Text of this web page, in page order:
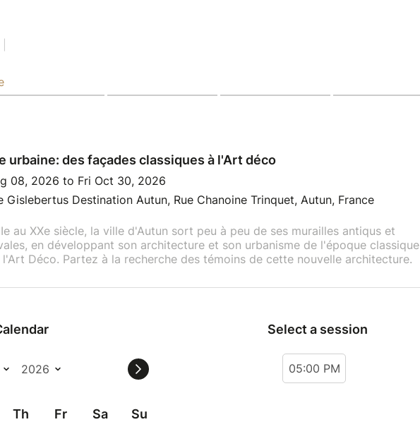
urbaine: des façades classiques à l'Art déco
08, 2026 to Fri Oct 30, 2026
Gislebertus Destination Autun, Rue Chanoine Trinquet, Autun, France
au XXe siècle, la ville d'Autun sort peu à peu de ses murailles antiqus et
en développant son architecture et son urbanisme de l'époque classique
l'Art Déco. Partez à la recherche des témoins de cette nouvelle architecture.
Th Fr Sa
Su
Select a session
05:00 PM